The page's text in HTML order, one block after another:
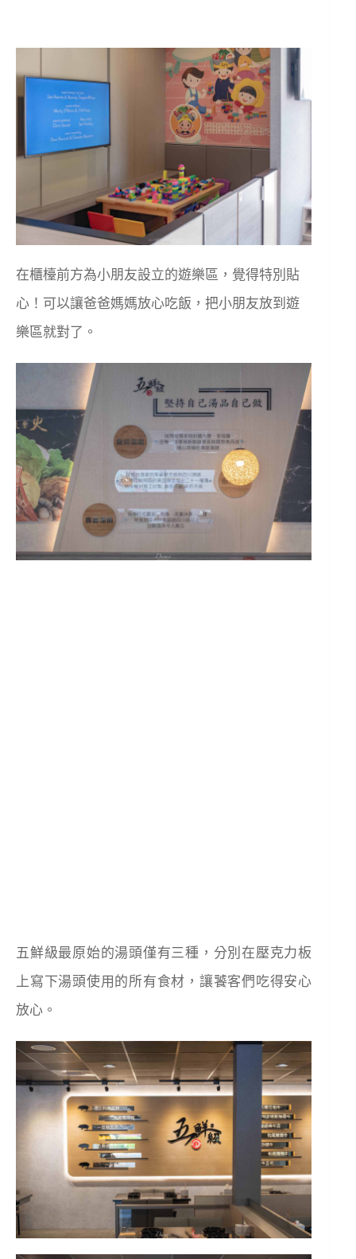
在櫃檯前方為小朋友設立的遊樂區，覺得特別貼
心！可以讓爸爸媽媽放心吃飯，把小朋友放到遊
樂區就對了。
五鮮級最原始的湯頭僅有三種，分別在壓克力板
上寫下湯頭使用的所有食材，讓饕客們吃得安心
放心。